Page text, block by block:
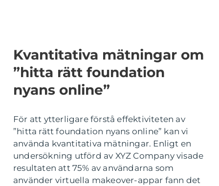
Kvantitativa mätningar om
”hitta rätt foundation
nyans online”
För att ytterligare förstå effektiviteten av
”hitta rätt foundation nyans online” kan vi
använda kvantitativa mätningar. Enligt en
undersökning utförd av XYZ Company visade
resultaten att 75% av användarna som
använder virtuella makeover-appar fann det